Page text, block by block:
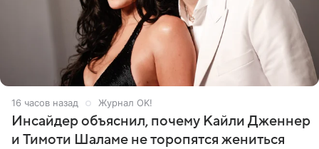
16 часов назад Журнал OK!
Инсайдер объяснил, почему Кайли Дженнер
и Тимоти Шаламе не торопятся жениться